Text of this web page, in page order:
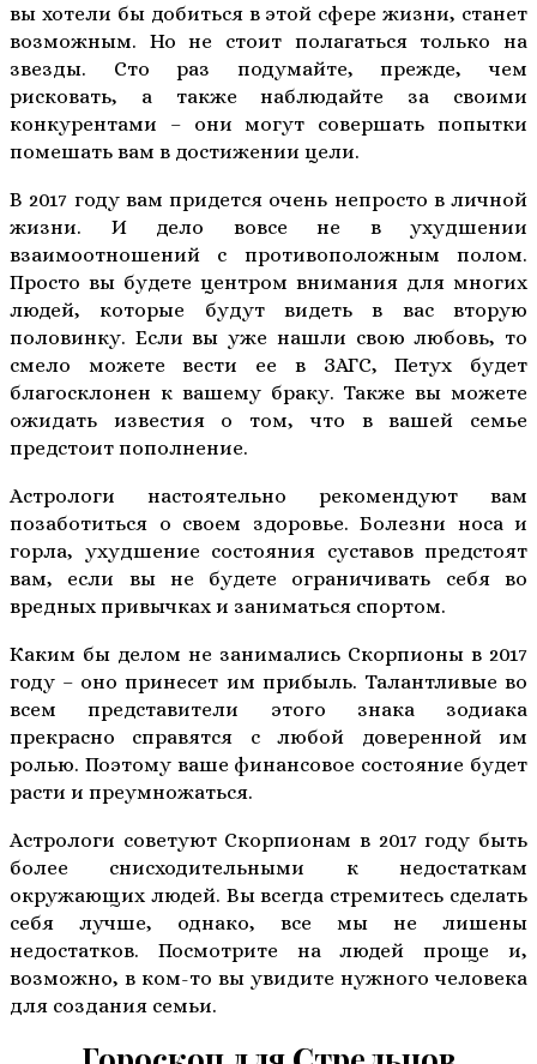
вы хотели бы добиться в этой сфере жизни, станет
возможным. Но не стоит полагаться только на
звезды. Сто раз подумайте, прежде, чем
рисковать, а также наблюдайте за своими
конкурентами – они могут совершать попытки
помешать вам в достижении цели.
В 2017 году вам придется очень непросто в личной
жизни. И дело вовсе не в ухудшении
взаимоотношений с противоположным полом.
Просто вы будете центром внимания для многих
людей, которые будут видеть в вас вторую
половинку. Если вы уже нашли свою любовь, то
смело можете вести ее в ЗАГС, Петух будет
благосклонен к вашему браку. Также вы можете
ожидать известия о том, что в вашей семье
предстоит пополнение.
Астрологи настоятельно рекомендуют вам
позаботиться о своем здоровье. Болезни носа и
горла, ухудшение состояния суставов предстоят
вам, если вы не будете ограничивать себя во
вредных привычках и заниматься спортом.
Каким бы делом не занимались Скорпионы в 2017
году – оно принесет им прибыль. Талантливые во
всем представители этого знака зодиака
прекрасно справятся с любой доверенной им
ролью. Поэтому ваше финансовое состояние будет
расти и преумножаться.
Астрологи советуют Скорпионам в 2017 году быть
более снисходительными к недостаткам
окружающих людей. Вы всегда стремитесь сделать
себя лучше, однако, все мы не лишены
недостатков. Посмотрите на людей проще и,
возможно, в ком-то вы увидите нужного человека
для создания семьи.